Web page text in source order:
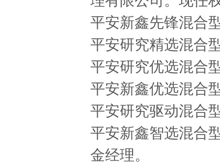
平安新鑫先锋混合
平安研究精选混合
平安研究优选混合
平安新鑫优选混合
平安研究驱动混合
平安新鑫智选混合
金经理。